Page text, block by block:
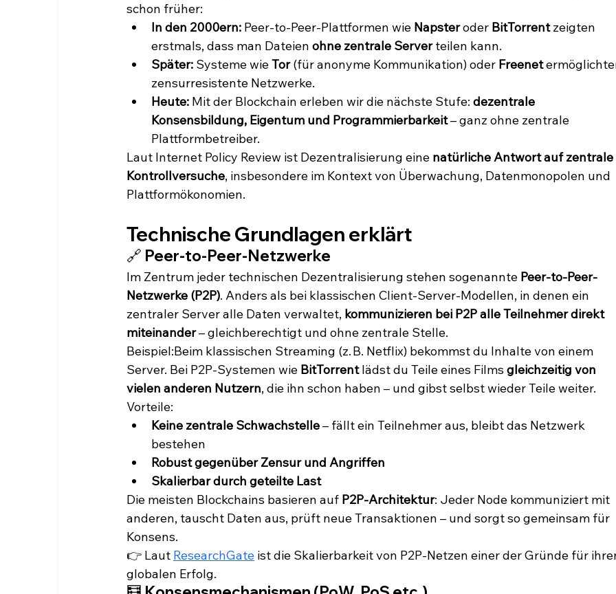
schon früher:
In den 2000ern: Peer-to-Peer-Plattformen wie Napster oder BitTorrent zeigten
erstmals, dass man Dateien ohne zentrale Server teilen kann.
Später: Systeme wie Tor (für anonyme Kommunikation) oder Freenet
zensurresistente Netzwerke.
Heute: Mit der Blockchain erleben wir die nächste Stufe: dezentrale
Konsensbildung, Eigentum und Programmierbarkeit – ganz ohne zentrale
Plattformbetreiber.
Laut Internet Policy Review ist Dezentralisierung eine natürliche Antwort auf zentrale
Kontrollversuche, insbesondere im Kontext von Überwachung, Datenmonopolen und
Plattformökonomien.
Technische Grundlagen erklärt
🔗 Peer‑to‑Peer‑Netzwerke
Im Zentrum jeder technischen Dezentralisierung stehen sogenannte Peer-to-Peer-
Netzwerke (P2P). Anders als bei klassischen Client-Server-Modellen, in denen ein
zentraler Server alle Daten verwaltet, kommunizieren bei P2P alle Teilnehmer direkt
miteinander – gleichberechtigt und ohne zentrale Stelle.
Beispiel:Beim klassischen Streaming (z. B. Netflix) bekommst du Inhalte von einem
Server. Bei P2P-Systemen wie BitTorrent lädst du Teile eines Films gleichzeitig von
vielen anderen Nutzern, die ihn schon haben – und gibst selbst wieder Teile weiter.
Vorteile:
Keine zentrale Schwachstelle – fällt ein Teilnehmer aus, bleibt das Netzwerk
bestehen
Robust gegenüber Zensur und Angriffen
Skalierbar durch geteilte Last
Die meisten Blockchains basieren auf P2P-Architektur: Jeder Node kommuniziert mit
anderen, tauscht Daten aus, prüft neue Transaktionen – und sorgt so gemeinsam für
Konsens.
👉 Laut ResearchGate ist die Skalierbarkeit von P2P-Netzen einer der Gründe für
globalen Erfolg.